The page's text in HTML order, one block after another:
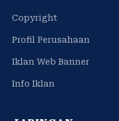
Copyright
Profil Perusahaan
Iklan Web Banner
Info Iklan